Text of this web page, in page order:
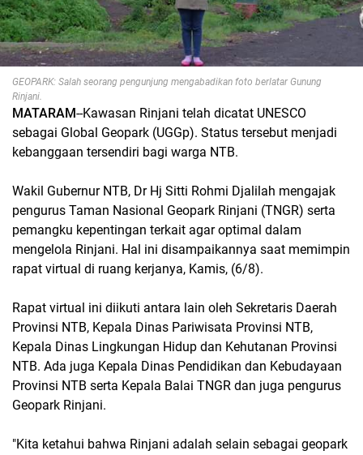
GEOPARK: Salah seorang pengunjung mengabadikan foto berlatar Gunung
Rinjani.
MATARAM--Kawasan Rinjani telah dicatat UNESCO
sebagai Global Geopark (UGGp). Status tersebut menjadi
kebanggaan tersendiri bagi warga NTB.
Wakil Gubernur NTB, Dr Hj Sitti Rohmi Djalilah mengajak
pengurus Taman Nasional Geopark Rinjani (TNGR) serta
pemangku kepentingan terkait agar optimal dalam
mengelola Rinjani. Hal ini disampaikannya saat memimpin
rapat virtual di ruang kerjanya, Kamis, (6/8).
Rapat virtual ini diikuti antara lain oleh Sekretaris Daerah
Provinsi NTB, Kepala Dinas Pariwisata Provinsi NTB,
Kepala Dinas Lingkungan Hidup dan Kehutanan Provinsi
NTB. Ada juga Kepala Dinas Pendidikan dan Kebudayaan
Provinsi NTB serta Kepala Balai TNGR dan juga pengurus
Geopark Rinjani.
"Kita ketahui bahwa Rinjani adalah selain sebagai geopark